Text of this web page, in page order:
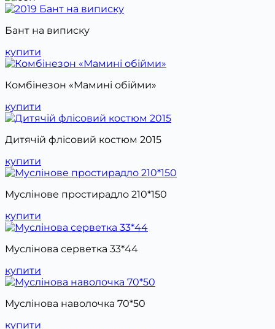
Бант на виписку
купити
Комбінезон «Мамині обійми»
купити
Дитячій флісовий костюм 2015
купити
Муслінове простирадло 210*150
купити
Муслінова серветка 33*44
купити
Муслінова наволочка 70*50
купити